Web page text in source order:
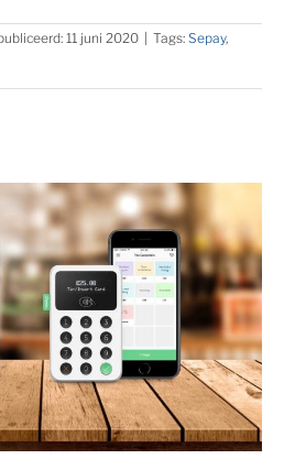
11 juni 2020 | Tags: Sepay,